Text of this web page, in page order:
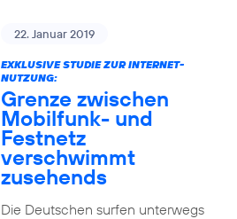
22. Januar 2019
EXKLUSIVE STUDIE ZUR INTERNET-
NUTZUNG:
Grenze zwischen
Mobilfunk- und
Festnetz
verschwimmt
zusehends
Die Deutschen surfen unterwegs